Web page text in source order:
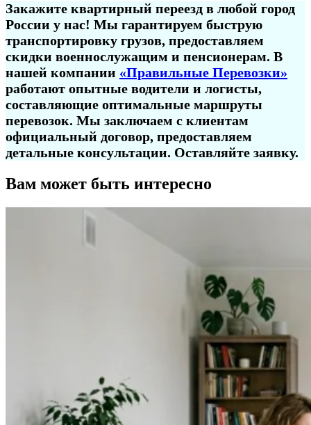
Закажите квартирный переезд в любой город
России у нас! Мы гарантируем быструю
транспортировку грузов, предоставляем
скидки военнослужащим и пенсионерам. В
нашей компании «Правильные Перевозки»
работают опытные водители и логисты,
составляющие оптимальные маршруты
перевозок. Мы заключаем с клиентам
официальный договор, предоставляем
детальные консультации. Оставляйте заявку.
Вам может быть интересно